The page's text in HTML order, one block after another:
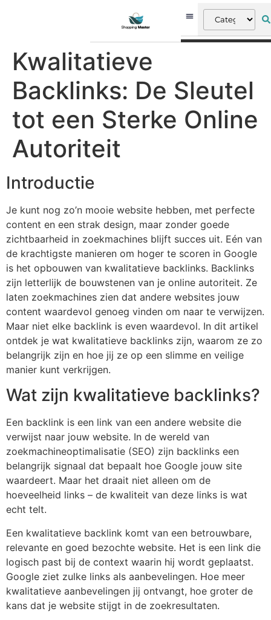
Kwalitatieve
Backlinks: De Sleutel
tot een Sterke Online
Autoriteit
Introductie
Je kunt nog zo’n mooie website hebben, met perfecte
content en een strak design, maar zonder goede
zichtbaarheid in zoekmachines blijft succes uit. Eén van
de krachtigste manieren om hoger te scoren in Google
is het opbouwen van kwalitatieve backlinks. Backlinks
zijn letterlijk de bouwstenen van je online autoriteit. Ze
laten zoekmachines zien dat andere websites jouw
content waardevol genoeg vinden om naar te verwijzen.
Maar niet elke backlink is even waardevol. In dit artikel
ontdek je wat kwalitatieve backlinks zijn, waarom ze zo
belangrijk zijn en hoe jij ze op een slimme en veilige
manier kunt verkrijgen.
Wat zijn kwalitatieve backlinks?
Een backlink is een link van een andere website die
verwijst naar jouw website. In de wereld van
zoekmachineoptimalisatie (SEO) zijn backlinks een
belangrijk signaal dat bepaalt hoe Google jouw site
waardeert. Maar het draait niet alleen om de
hoeveelheid links – de kwaliteit van deze links is wat
echt telt.
Een kwalitatieve backlink komt van een betrouwbare,
relevante en goed bezochte website. Het is een link die
logisch past bij de context waarin hij wordt geplaatst.
Google ziet zulke links als aanbevelingen. Hoe meer
kwalitatieve aanbevelingen jij ontvangt, hoe groter de
kans dat je website stijgt in de zoekresultaten.